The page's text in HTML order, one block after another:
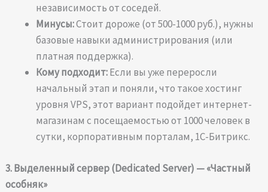
независимость от соседей.
Минусы:Стоит дороже (от 500-1000 руб.), нужны
базовые навыки администрирования (или
платная поддержка).
Кому подходит:Если вы уже переросли
начальный этап и поняли, что такое хостинг
уровня VPS, этот вариант подойдет интернет-
магазинам с посещаемостью от 1000 человек в
сутки, корпоративным порталам, 1С-Битрикс.
3. Выделенный сервер (Dedicated Server) — «Частный
особняк»